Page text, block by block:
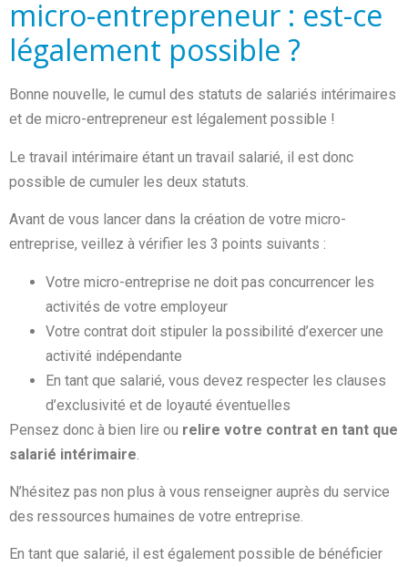
micro-entrepreneur : est-ce
légalement possible ?
Bonne nouvelle, le cumul des statuts de salariés intérimaires
et de micro-entrepreneur est légalement possible !
Le travail intérimaire étant un travail salarié, il est donc
possible de cumuler les deux statuts.
Avant de vous lancer dans la création de votre micro-
entreprise, veillez à vérifier les 3 points suivants :
Votre micro-entreprise ne doit pas concurrencer les
activités de votre employeur
Votre contrat doit stipuler la possibilité d’exercer une
activité indépendante
En tant que salarié, vous devez respecter les clauses
d’exclusivité et de loyauté éventuelles
Pensez donc à bien lire ou relire votre contrat en tant que
salarié intérimaire
N’hésitez pas non plus à vous renseigner auprès du service
des ressources humaines de votre entreprise.
En tant que salarié, il est également possible de bénéficier